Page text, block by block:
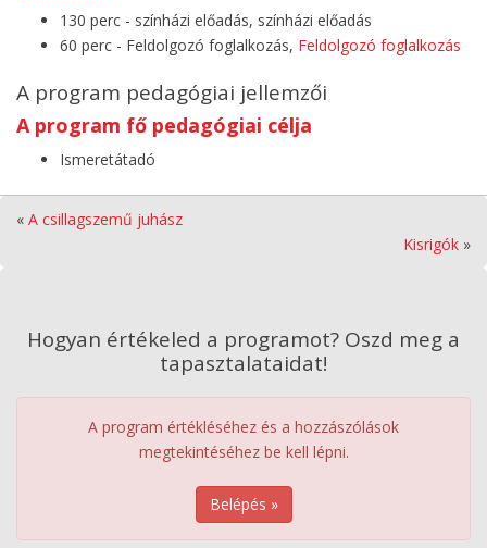
130 perc - színházi előadás, színházi előadás
60 perc - Feldolgozó foglalkozás, Feldolgozó foglalkozás
A program pedagógiai jellemzői
A program fő pedagógiai célja
Ismeretátadó
« A csillagszemű juhász
Kisrigók »
Hogyan értékeled a programot? Oszd meg a
tapasztalataidat!
A program értékléséhez és a hozzászólások
megtekintéséhez be kell lépni.
Belépés »